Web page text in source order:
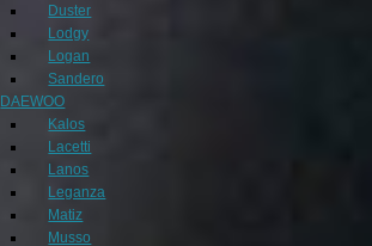
Duster
Lodgy
Logan
Sandero
DAEWOO
Kalos
Lacetti
Lanos
Leganza
Matiz
Musso